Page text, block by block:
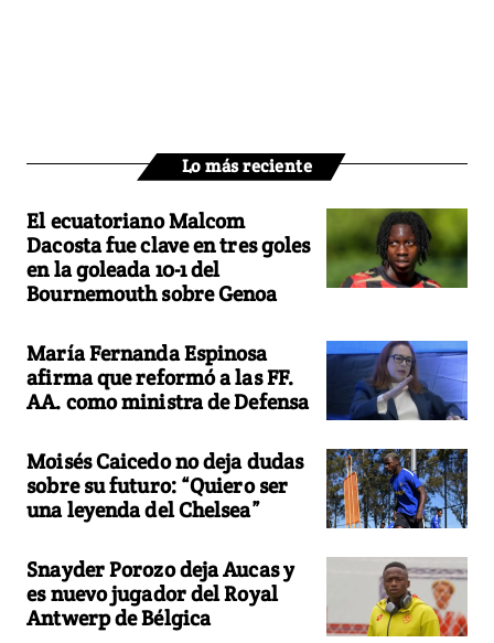
Lo más reciente
El ecuatoriano Malcom
Dacosta fue clave en tres goles
en la goleada 10-1 del
Bournemouth sobre Genoa
María Fernanda Espinosa
afirma que reformó a las FF.
AA. como ministra de Defensa
Moisés Caicedo no deja dudas
sobre su futuro: “Quiero ser
una leyenda del Chelsea”
Snayder Porozo deja Aucas y
es nuevo jugador del Royal
Antwerp de Bélgica